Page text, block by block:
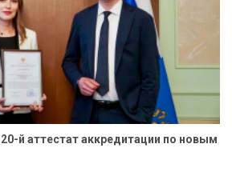
й аттестат аккредитации по новым